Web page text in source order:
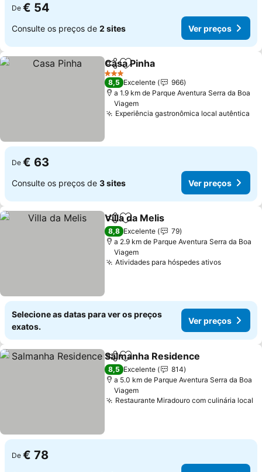
De € 54
Consulte os preços de 2 sites Ver preços
PartilharAdicionar aos favoritos
Casa Pinha
3 Estrelas
8,5 Excelente
966
a 1.9 km de Parque Aventura Serra da Boa
Viagem
Experiência gastronômica local autêntica
De € 63
Consulte os preços de 3 sites Ver preços
PartilharAdicionar aos favoritos
Villa da Melis
8,8 Excelente
79
a 2.9 km de Parque Aventura Serra da Boa
Viagem
Atividades para hóspedes ativos
Selecione as datas para ver os preços
exatos.
Ver preços
PartilharAdicionar aos favoritos
Salmanha Residence
8,5 Excelente
814
a 5.0 km de Parque Aventura Serra da Boa
Viagem
Restaurante Miradouro com culinária local
De € 78